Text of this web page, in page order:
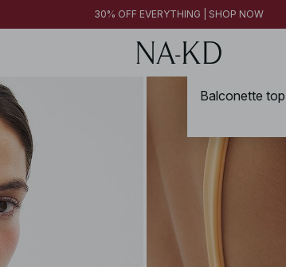
30% OFF EVERYTHING | SHOP NOW